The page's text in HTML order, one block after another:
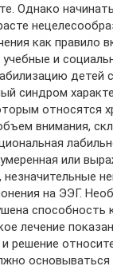
Однако
как правило
учебные и
детей
синдром
относятся
внимания,
или
незначительные
на ЭЭГ.
способность
лечение
решение
основываться